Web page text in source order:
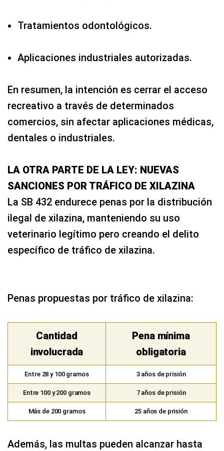
Tratamientos odontológicos.
Aplicaciones industriales autorizadas.
En resumen, la intención es cerrar el acceso
recreativo a través de determinados
comercios, sin afectar aplicaciones médicas,
dentales o industriales.
LA OTRA PARTE DE LA LEY: NUEVAS
SANCIONES POR TRÁFICO DE XILAZINA
La SB 432 endurece penas por la distribución
ilegal de xilazina, manteniendo su uso
veterinario legítimo pero creando el delito
específico de tráfico de xilazina.
Penas propuestas por tráfico de xilazina:
Cantidad
involucrada
Pena mínima
obligatoria
Entre 28 y 100 gramos 3 años de prisión
Entre 100 y 200 gramos 7 años de prisión
Más de 200 gramos 25 años de prisión
Además, las multas pueden alcanzar hasta